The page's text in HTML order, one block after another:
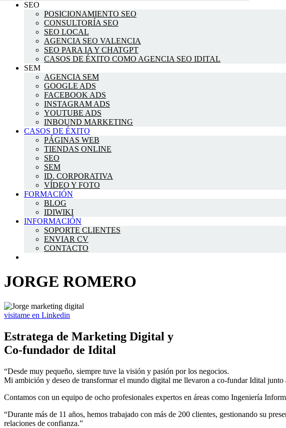
SEO
POSICIONAMIENTO SEO
CONSULTORÍA SEO
SEO LOCAL
AGENCIA SEO VALENCIA
SEO PARA IA Y CHATGPT
CASOS DE ÉXITO COMO AGENCIA SEO IDITAL
SEM
AGENCIA SEM
GOOGLE ADS
FACEBOOK ADS
INSTAGRAM ADS
YOUTUBE ADS
INBOUND MARKETING
CASOS DE ÉXITO
PÁGINAS WEB
TIENDAS ONLINE
SEO
SEM
ID. CORPORATIVA
VÍDEO Y FOTO
FORMACIÓN
BLOG
IDIWIKI
INFORMACIÓN
SOPORTE CLIENTES
ENVIAR CV
CONTACTO
JORGE ROMERO
visitame en Linkedin
Estratega de Marketing Digital y
Co-fundador de Idital
“Desde muy pequeño, siempre tuve la visión y pasión por los negocios.
Mi ambición y deseo de transformar el mundo digital me llevaron a co-fundar Idital
Contamos con un equipo de ocho profesionales expertos en áreas como Ingeniería
“Durante más de 11 años, hemos trabajado con más de 200 clientes, gestionando su
relaciones de confianza.”